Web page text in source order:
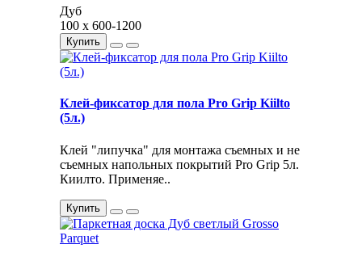
Дуб
100 x 600-1200
Купить
Клей-фиксатор для пола Pro Grip Kiilto
(5л.)
Клей "липучка" для монтажа съемных и не
съемных напольных покрытий Pro Grip 5л.
Киилто. Применяе..
Купить